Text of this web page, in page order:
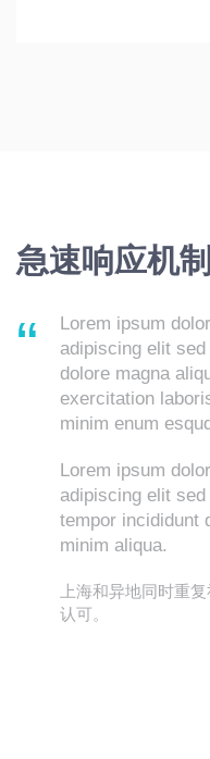
急速响应机制
Lorem ipsum
adipiscing elit
dolore magna
exercitation
minim enum
Lorem ipsum
adipiscing elit
tempor incididunt
minim aliqua.
上海和异地同时重
认可。